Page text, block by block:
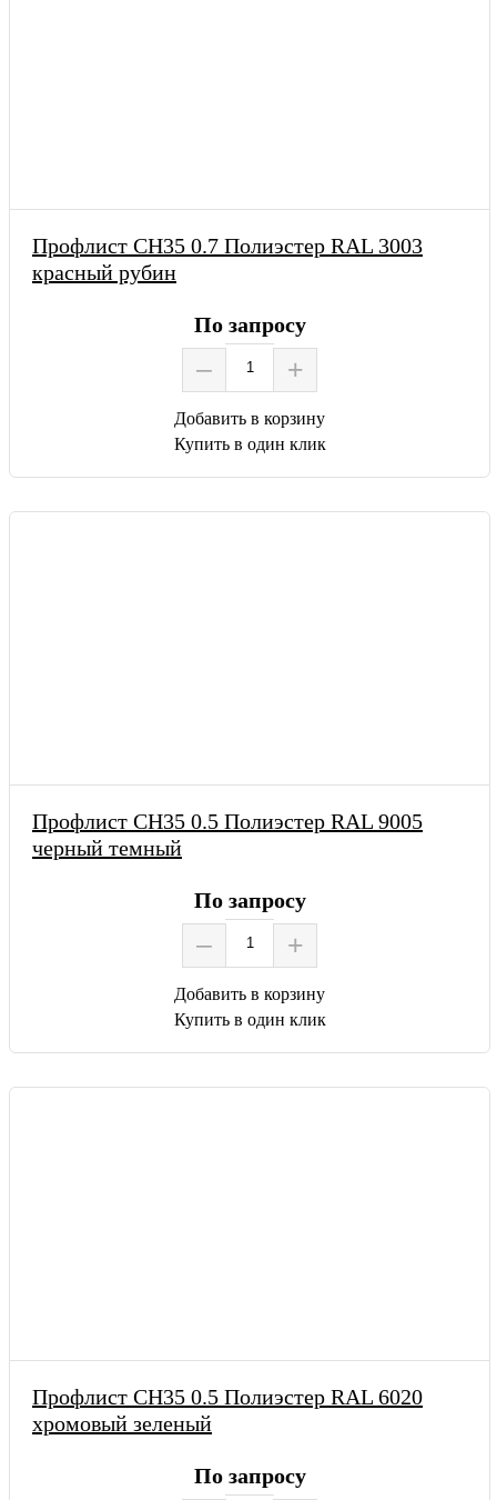
Профлист СН35 0.7 Полиэстер RAL 3003
красный рубин
По запросу
– +
Добавить в корзину
Купить в один клик
Профлист СН35 0.5 Полиэстер RAL 9005
черный темный
По запросу
– +
Добавить в корзину
Купить в один клик
Профлист СН35 0.5 Полиэстер RAL 6020
хромовый зеленый
По запросу